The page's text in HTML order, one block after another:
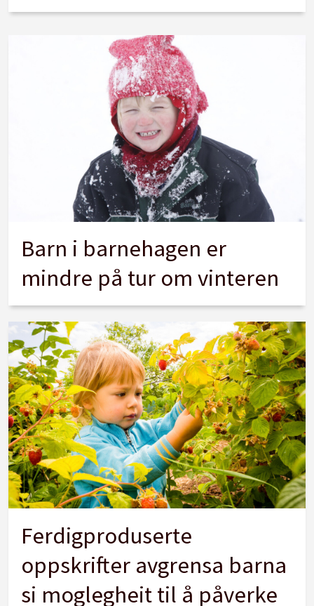
Barn i barnehagen er
mindre på tur om vinteren
Ferdigproduserte
oppskrifter avgrensa barna
si moglegheit til å påverke